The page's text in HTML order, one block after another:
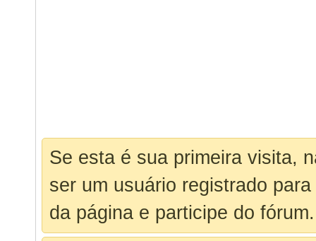
Se esta é sua primeira visita,
ser um usuário registrado
da página e participe do fórum.